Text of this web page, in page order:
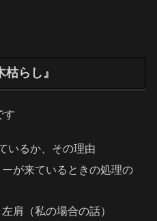
らし』
す
いるか、その理由
が来ているときの処理の
肩（私の場合の話）